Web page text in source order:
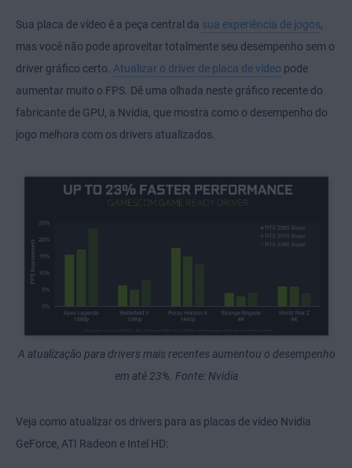
Sua placa de vídeo é a peça central da sua experiência de jogos
mas você não pode aproveitar totalmente seu desempenho sem o
driver gráfico certo. Atualizar o driver de placa de vídeo pode
aumentar muito o FPS. Dê uma olhada neste gráfico recente do
fabricante de GPU, a Nvidia, que mostra como o desempenho do
jogo melhora com os drivers atualizados.
A atualização para drivers mais recentes aumentou o desempenho
em até 23%. Fonte: Nvidia
Veja como atualizar os drivers para as placas de vídeo Nvidia
GeForce, ATI Radeon e Intel HD: